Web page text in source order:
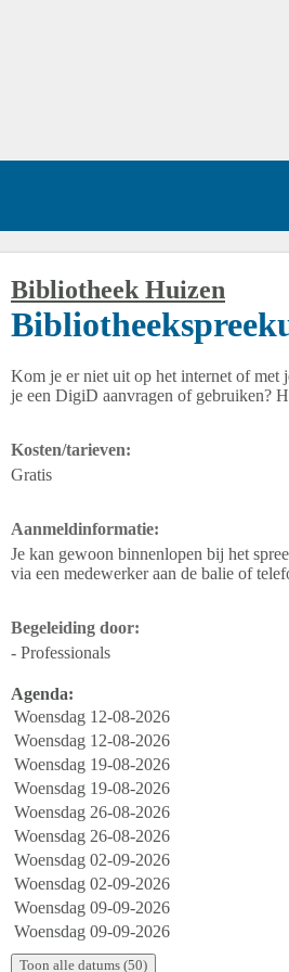
Bibliotheek Huizen
Kom je er niet uit op het internet of met
je een DigiD aanvragen of gebruiken?
Kosten/tarieven:
Gratis
Aanmeldinformatie:
Je kan gewoon binnenlopen bij het
via een medewerker aan de balie of
Begeleiding door:
- Professionals
Agenda:
Woensdag 12-08-2026
Woensdag 12-08-2026
Woensdag 19-08-2026
Woensdag 19-08-2026
Woensdag 26-08-2026
Woensdag 26-08-2026
Woensdag 02-09-2026
Woensdag 02-09-2026
Woensdag 09-09-2026
Woensdag 09-09-2026
Toon alle datums (50)